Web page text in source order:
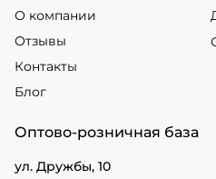
О компании
Отзывы
Контакты
Блог
Оптово-розничная база
ул. Дружбы, 10